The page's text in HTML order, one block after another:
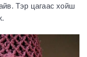
Тэр цагаас хойш